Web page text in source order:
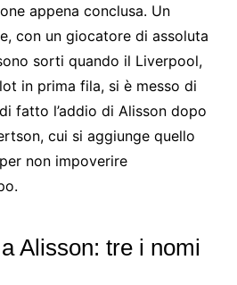
appena conclusa. Un
con un giocatore di assoluta
sorti quando il Liverpool,
in prima fila, si è messo di
fatto l’addio di Alisson dopo
cui si aggiunge quello
non impoverire
Alisson: tre i nomi